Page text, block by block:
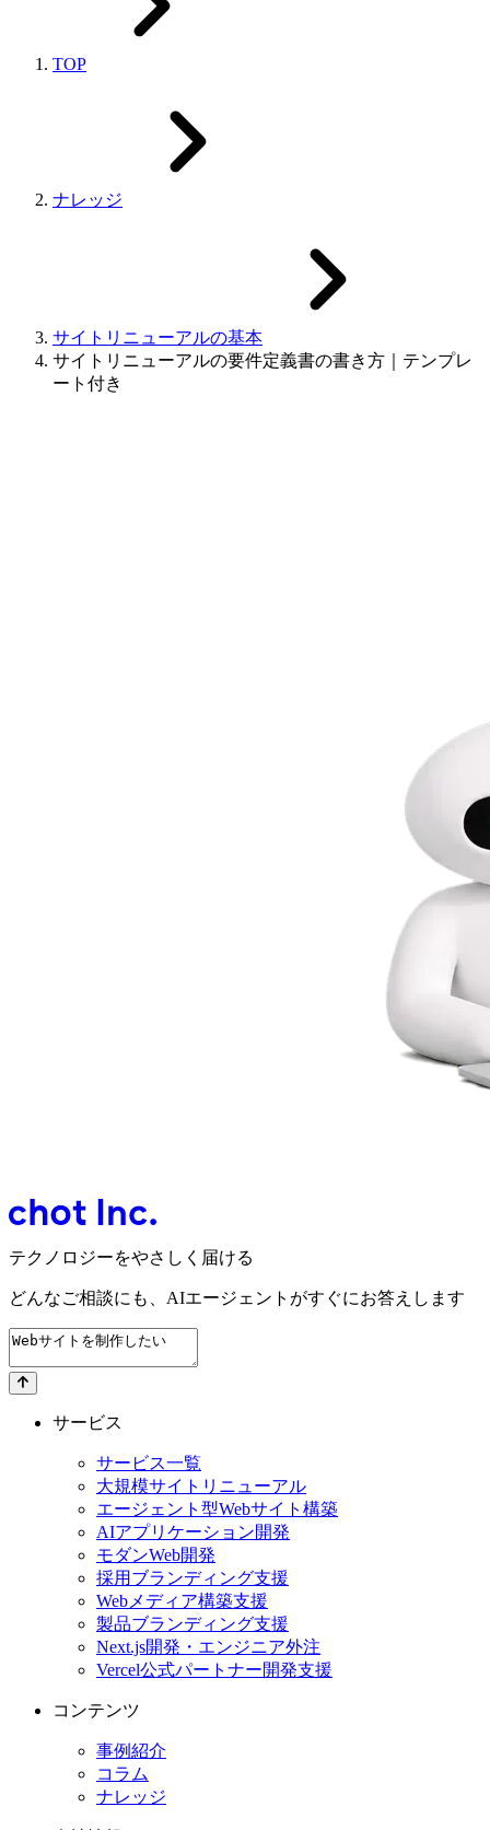
TOP
ナレッジ
サイトリニューアルの基本
サイトリニューアルの要件定義書の書き方｜テンプレ
ート付き
テクノロジーをやさしく届ける
どんなご相談にも、 AIエージェントがすぐにお答えします
サービス
サービス一覧
大規模サイトリニューアル
エージェント型Webサイト構築
AIアプリケーション開発
モダンWeb開発
採用ブランディング支援
Webメディア構築支援
製品ブランディング支援
Next.js開発・エンジニア外注
Vercel公式パートナー開発支援
コンテンツ
事例紹介
コラム
ナレッジ